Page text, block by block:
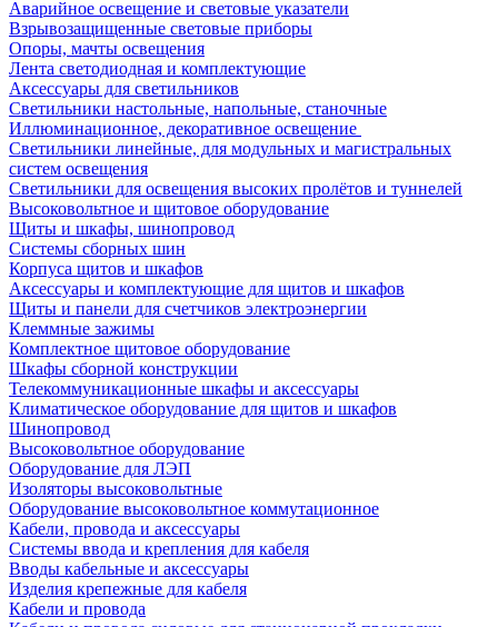
Аварийное освещение и световые указатели
Взрывозащищенные световые приборы
Опоры, мачты освещения
Лента светодиодная и комплектующие
Аксессуары для светильников
Светильники настольные, напольные, станочные
Иллюминационное, декоративное освещение
Светильники линейные, для модульных и магистральных
систем освещения
Светильники для освещения высоких пролётов и туннелей
Высоковольтное и щитовое оборудование
Щиты и шкафы, шинопровод
Системы сборных шин
Корпуса щитов и шкафов
Аксессуары и комплектующие для щитов и шкафов
Щиты и панели для счетчиков электроэнергии
Клеммные зажимы
Комплектное щитовое оборудование
Шкафы сборной конструкции
Телекоммуникационные шкафы и аксессуары
Климатическое оборудование для щитов и шкафов
Шинопровод
Высоковольтное оборудование
Оборудование для ЛЭП
Изоляторы высоковольтные
Оборудование высоковольтное коммутационное
Кабели, провода и аксессуары
Системы ввода и крепления для кабеля
Вводы кабельные и аксессуары
Изделия крепежные для кабеля
Кабели и провода